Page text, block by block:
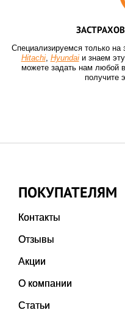
Специализируемся только на
Hitachi, Hyundaiи знаем
можете задать нам любой
получите
ПОКУПАТЕЛЯМ
Контакты
Отзывы
Акции
О компании
Статьи